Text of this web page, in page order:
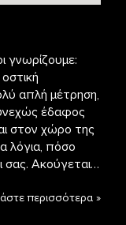
γνωρίζουμε:
απλή μέτρηση,
έδαφος
στον χώρο της
λόγια, πόσο
σας. Ακούγεται…
περισσότερα »